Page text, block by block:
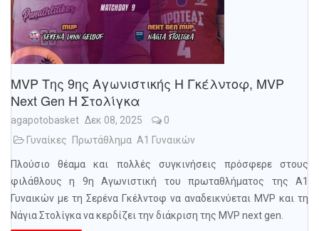
MVP Της 9ης Αγωνιστικής Η Γκέλντοφ, MVP
Next Gen Η Στολίγκα
agapotobasket Δεκ 08, 2025
0
Γυναίκες
Πρωτάθλημα Α1 Γυναικών
Πλούσιο θέαμα και πολλές συγκινήσεις πρόσφερε στους
φιλάθλους η 9η Αγωνιστική του πρωταθλήματος της Α1
Γυναικών με τη Σερένα Γκέλντοφ να αναδεικνύεται MVP και τη
Νάγια Στολίγκα να κερδίζει την διάκριση της MVP next gen.